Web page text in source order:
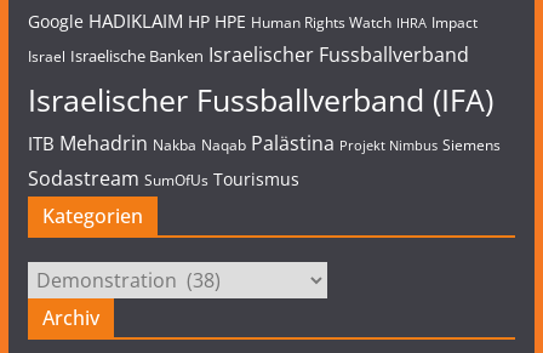
Google HADIKLAIM HP HPE Human Rights Watch IHRA Impact
Israel Israelische Banken Israelischer Fussballverband
Israelischer Fussballverband (IFA)
ITB Mehadrin Nakba Naqab Palästina Projekt Nimbus Siemens
Sodastream SumOfUs Tourismus
Kategorien
Kategorien
Archiv